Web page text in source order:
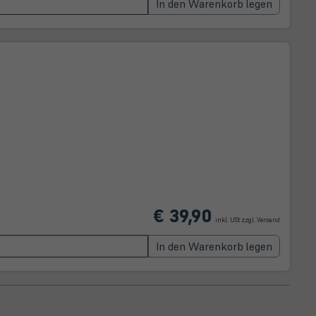
In den Warenkorb legen
€ 39,90 inkl. USt zzgl. Versand
In den Warenkorb legen